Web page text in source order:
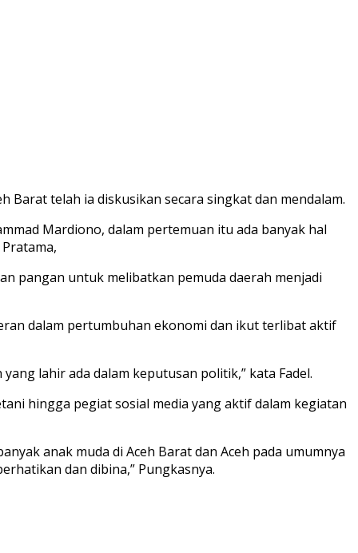
Barat telah ia diskusikan secara singkat dan mendalam.
Mardiono, dalam pertemuan itu ada banyak hal
pangan untuk melibatkan pemuda daerah menjadi
dalam pertumbuhan ekonomi dan ikut terlibat aktif
lahir ada dalam keputusan politik,” kata Fadel.
hingga pegiat sosial media yang aktif dalam kegiatan
anak muda di Aceh Barat dan Aceh pada umumnya
dan dibina,” Pungkasnya.